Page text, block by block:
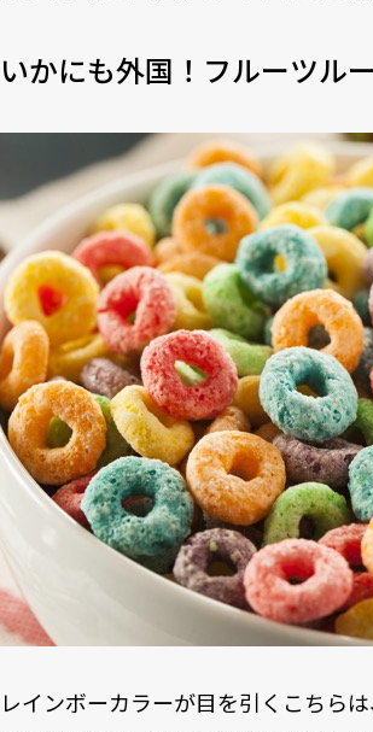
いかにも外国！フルーツル
レインボーカラーが目を引くこちら